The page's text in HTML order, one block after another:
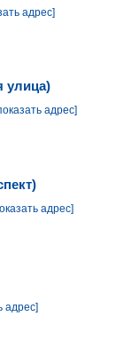
адрес]
улица)
адрес]
адрес]
адрес]